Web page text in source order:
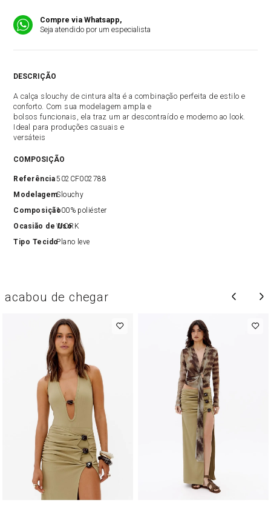
Compre via Whatsapp,
Seja atendido por um especialista
DESCRIÇÃO
A calça slouchy de cintura alta é a combinação perfeita de estilo e
conforto. Com sua modelagem ampla e
bolsos funcionais, ela traz um ar descontraído e moderno ao look.
Ideal para produções casuais e
versáteis
COMPOSIÇÃO
Referência502CF002788
ModelagemSlouchy
Composição100% poliéster
Ocasião de Uso
WORK
Tipo TecidoPlano leve
acabou de chegar